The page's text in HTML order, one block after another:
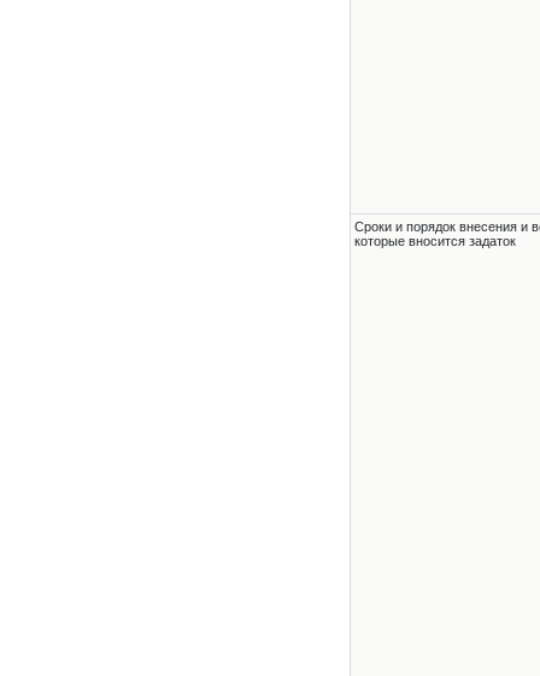
Сроки и порядок внесения и
которые вносится задаток